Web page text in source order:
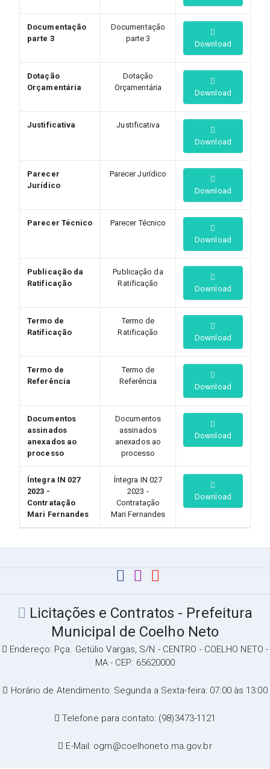
Documentação
parte 3
Documentação
parte 3
Download
Dotação
Orçamentária
Dotação
Orçamentária
Download
Justificativa
Justificativa
Download
Parecer
Jurídico
Parecer Jurídico
Download
Parecer Técnico
Parecer Técnico
Download
Publicação da
Ratificação
Publicação da
Ratificação
Download
Termo de
Ratificação
Termo de
Ratificação
Download
Termo de
Referência
Termo de
Referência
Download
Documentos
assinados
anexados ao
processo
Documentos
assinados
anexados ao
processo
Download
Íntegra IN 027
2023 -
Contratação
Mari Fernandes
Íntegra IN 027
2023 -
Contratação
Mari Fernandes
Download
Licitações e Contratos - Prefeitura
Municipal de Coelho Neto
Endereço: Pça. Getúlio Vargas, S/N - CENTRO - COELHO NETO -
MA - CEP: 65620000
Horário de Atendimento: Segunda a Sexta-feira: 07:00 às 13:00
Telefone para contato: (98)3473-1121
E-Mail: ogm@coelhoneto.ma.gov.br